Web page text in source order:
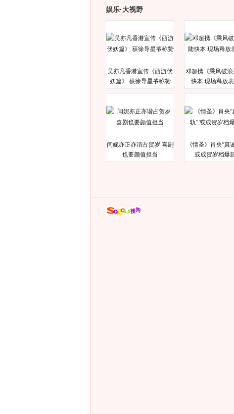
娱乐·大视野
吴亦凡香港宣传《西游伏
妖篇》 获徐导星爷称赞
邓超携《乘风破
快本 现场释放
闫妮亦正亦谐占贺岁 喜剧
也要颜值担当
《情圣》肖央“真
或成贺岁档爆